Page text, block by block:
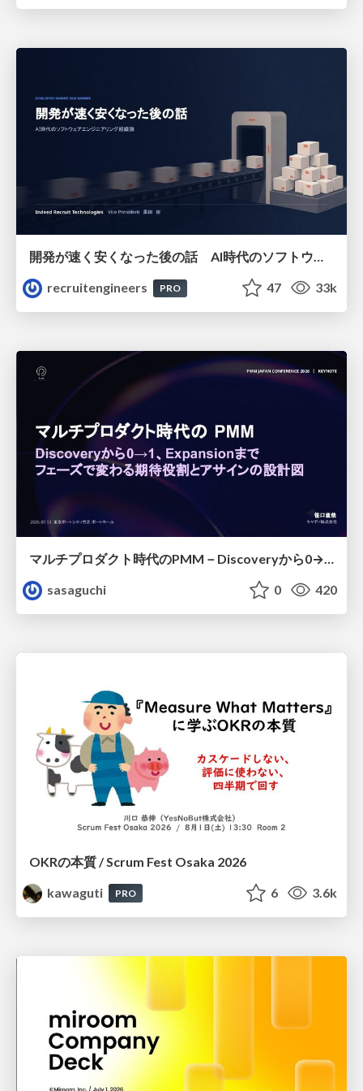
開発が速く安くなった後の話 AI時代のソフトウェアエンジニアリング組織論 #devsumi
recruitengineers
PRO 47 33k
マルチプロダクト時代のPMM－Discoveryから0→1、Expansionまで フェーズで変わる期待役割とアサインの設計図
sasaguchi
0 420
OKRの本質 / Scrum Fest Osaka 2026
kawaguti
PRO 6 3.6k